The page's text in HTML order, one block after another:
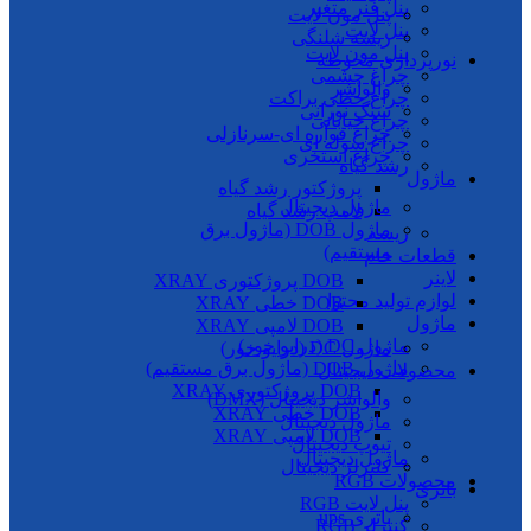
پنل فنر متغیر
پنل لایت
پنل مون لایت
چراغ چشمی
چراغ خطی براکت
چراغ خیابانی
چراغ سوله ای
رشد گیاه
پروژکتور رشد گیاه
لامپ رشد گیاه
ریسه
قطعات خام
لاینر
لوازم تولید محتوا
ماژول
ماژول DC (درایو خور)
ماژول DOB (ماژول برق مستقیم)
DOB پروژکتوری XRAY
DOB خطی XRAY
DOB لامپی XRAY
ماژول دیجیتال
محصولات RGB
پنل لایت RGB
کنترلر RGB
پنل مون لایت
ریسه شلنگی
نورپردازی محوطه
والواشر
سنگ نورانی
چراغ فواره ای-سرنازلی
چراغ استخری
ماژول
ماژول دیجیتال
ماژول DOB (ماژول برق
مستقیم)
DOB پروژکتوری XRAY
DOB خطی XRAY
DOB لامپی XRAY
ماژول DC (درایو خور)
محصولات دیجیتال
والواشر دیجیتال (DMX)
ماژول دیجیتال
تیوپ دیجیتال
کنترلر دیجیتال
باتری
باتری ups